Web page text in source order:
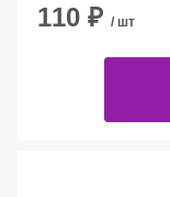
110 ₽ / шт